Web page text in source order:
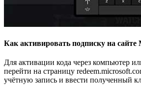
Как активировать подписку на сайте
Для активации кода через компьютер
перейти на страницу
учётную запись и ввести полученный